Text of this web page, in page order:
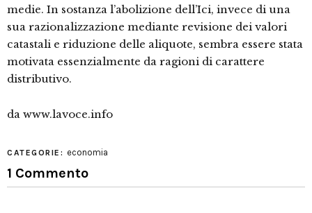
medie. In sostanza l’abolizione dell’Ici, invece di una
sua razionalizzazione mediante revisione dei valori
catastali e riduzione delle aliquote, sembra essere stata
motivata essenzialmente da ragioni di carattere
distributivo.
da www.lavoce.info
CATEGORIE: economia
1 Commento